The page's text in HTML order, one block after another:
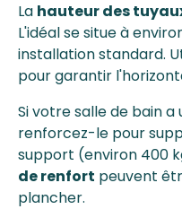
La hauteur des
L'idéal se situe à
installation standard.
pour garantir
Si votre salle de bain a
renforcez-le pour
support (environ 400
de renfort peuvent
plancher.